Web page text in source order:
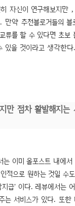
자신이 연구해보지만
만약 추천블로거들의
류를 할 수 있다면 초보
있을 것이라고 생각한
만 점차 활발해지는
이미 올포스트 내에
적으로 원하는 것일 수
급' 이다. 레뷰에서는
는 서비스가 있다. 또한